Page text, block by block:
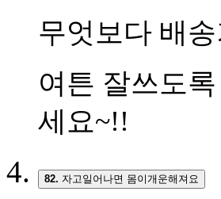
무엇보다 배
여튼 잘쓰도
세요~!!
82. 자고일어나면 몸이개운해져요